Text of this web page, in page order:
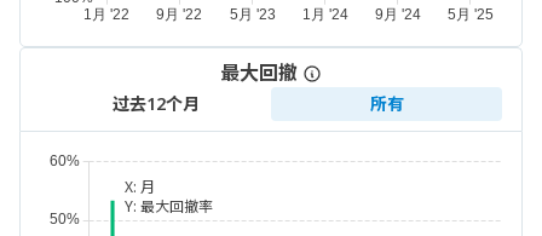
最大回撤
过去12个月 所有
X: 月
Y: 最大回撤率